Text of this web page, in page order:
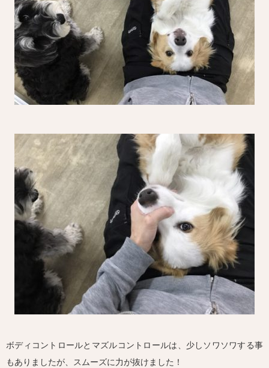
ボディコントロールとマズルコントロールは、少しソワソワする事
もありましたが、スムーズに力が抜けました！